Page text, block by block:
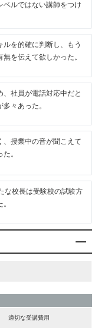
ベルではない講師をつけ
を的確に判断し、もう
を伝えて欲しかった。
社員が電話対応中だと
々あった。
、授業中の音が聞こえて
。
な校長は受験校の試験方
適切な受講費用